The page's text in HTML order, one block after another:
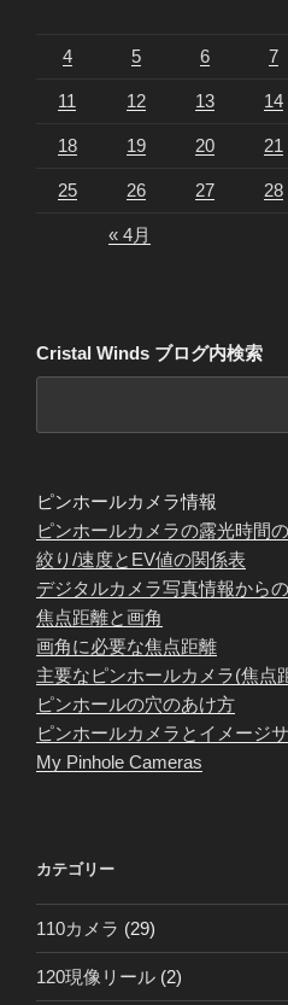
4 5 6 7
11 12 13 14
18 19 20 21
25 26 27 28
« 4月
Cristal Winds ブログ内検索
ピンホールカメラ情報
ピンホールカメラの露光時間
絞り/速度とEV値の関係表
デジタルカメラ写真情報から
焦点距離と画角
画角に必要な焦点距離
主要なピンホールカメラ(焦点
ピンホールの穴のあけ方
ピンホールカメラとイメージ
My Pinhole Cameras
カテゴリー
110カメラ (29)
120現像リール (2)